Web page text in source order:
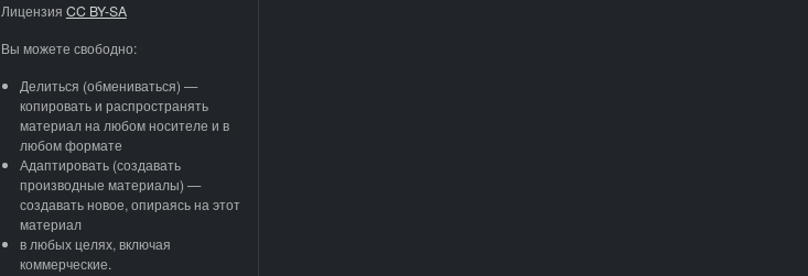
Лицензия CC BY-SA
Вы можете свободно:
Делиться (обмениваться) —
копировать и распространять
материал на любом носителе и в
любом формате
Адаптировать (создавать
производные материалы) —
создавать новое, опираясь на этот
материал
в любых целях, включая
коммерческие.